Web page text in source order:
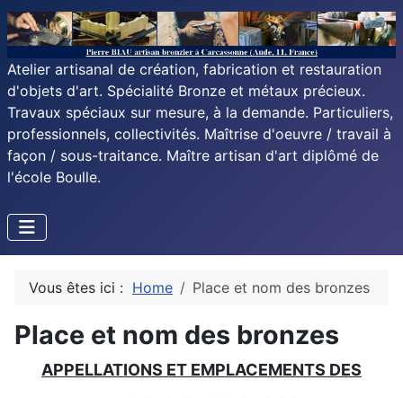
Atelier artisanal de création, fabrication et restauration
d'objets d'art. Spécialité Bronze et métaux précieux.
Travaux spéciaux sur mesure, à la demande. Particuliers,
professionnels, collectivités. Maîtrise d'oeuvre / travail à
façon / sous-traitance. Maître artisan d'art diplômé de
l'école Boulle.
Vous êtes ici : Home Place et nom des bronzes
Place et nom des bronzes
APPELLATIONS ET EMPLACEMENTS DES